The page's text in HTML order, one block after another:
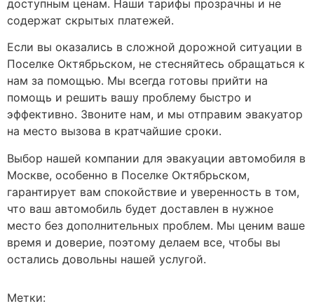
доступным ценам. Наши тарифы прозрачны и не
содержат скрытых платежей.
Если вы оказались в сложной дорожной ситуации в
Поселке Октябрьском, не стесняйтесь обращаться к
нам за помощью. Мы всегда готовы прийти на
помощь и решить вашу проблему быстро и
эффективно. Звоните нам, и мы отправим эвакуатор
на место вызова в кратчайшие сроки.
Выбор нашей компании для эвакуации автомобиля в
Москве, особенно в Поселке Октябрьском,
гарантирует вам спокойствие и уверенность в том,
что ваш автомобиль будет доставлен в нужное
место без дополнительных проблем. Мы ценим ваше
время и доверие, поэтому делаем все, чтобы вы
остались довольны нашей услугой.
Метки: